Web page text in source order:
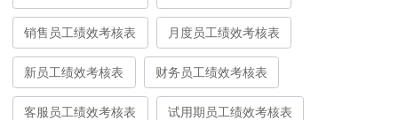
销售员工绩效考核表 月度员工绩效考核表
新员工绩效考核表 财务员工绩效考核表
客服员工绩效考核表 试用期员工绩效考核表